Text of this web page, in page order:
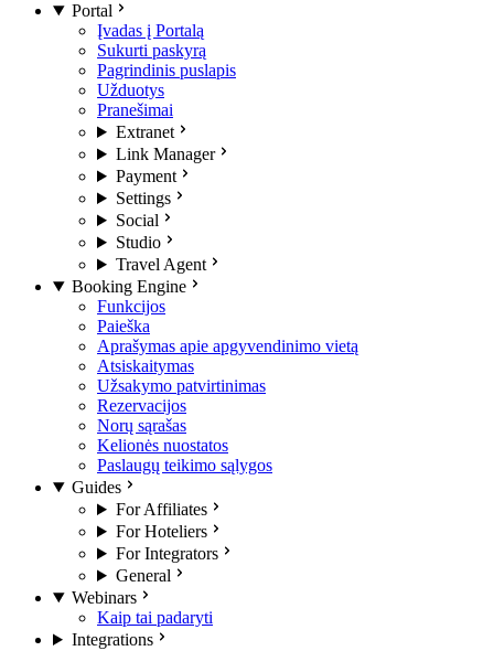
Portal
Įvadas į Portalą
Sukurti paskyrą
Pagrindinis puslapis
Užduotys
Pranešimai
Extranet
Link Manager
Payment
Settings
Social
Studio
Travel Agent
Booking Engine
Funkcijos
Paieška
Aprašymas apie apgyvendinimo vietą
Atsiskaitymas
Užsakymo patvirtinimas
Rezervacijos
Norų sąrašas
Kelionės nuostatos
Paslaugų teikimo sąlygos
Guides
For Affiliates
For Hoteliers
For Integrators
General
Webinars
Kaip tai padaryti
Integrations